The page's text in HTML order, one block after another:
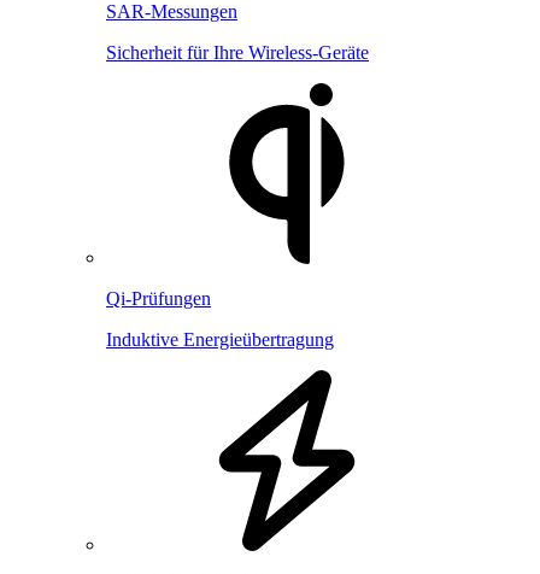
SAR-Messungen
Sicherheit für Ihre Wireless-Geräte
Qi-Prüfungen
Induktive Energieübertragung